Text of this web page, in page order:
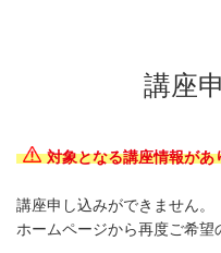
講座
対象となる講座情報があ
講座申し込みができません。
ホームページから再度ご希望